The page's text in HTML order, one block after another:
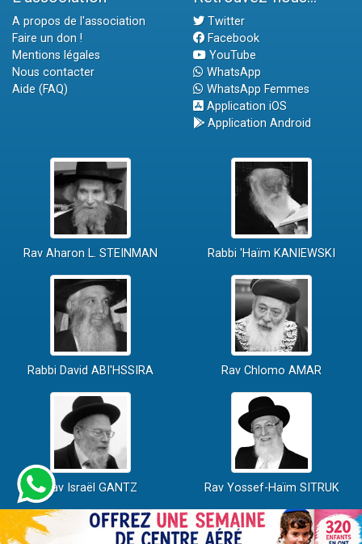
A propos de l'association
Faire un don !
Mentions légales
Nous contacter
Aide (FAQ)
Twitter
Facebook
YouTube
WhatsApp
WhatsApp Femmes
Application iOS
Application Android
Rav Aharon L. STEINMAN Rabbi 'Haïm KANIEWSKI
Rabbi David ABI'HSSIRA Rav Chlomo AMAR
Rav Israël GANTZ Rav Yossef-Haïm SITRUK